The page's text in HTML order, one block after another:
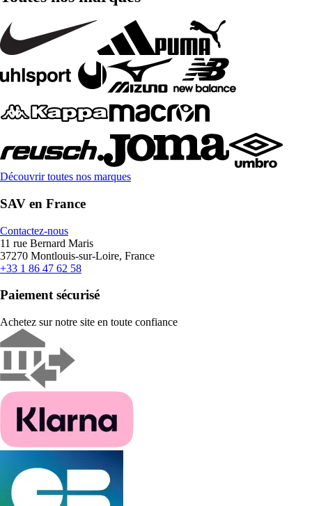
Découvrir toutes nos marques
SAV en France
Contactez-nous
11 rue Bernard Maris
37270 Montlouis-sur-Loire, France
+33 1 86 47 62 58
Paiement sécurisé
Achetez sur notre site en toute confiance